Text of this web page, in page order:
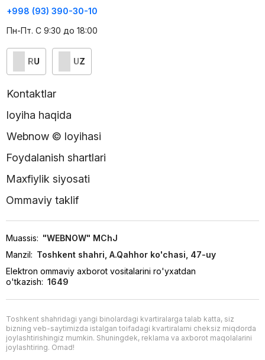
+998 (93) 390-30-10
Пн-Пт. С 9:30 до 18:00
RU UZ
Kontaktlar
loyiha haqida
Webnow © loyihasi
Foydalanish shartlari
Maxfiylik siyosati
Ommaviy taklif
Muassis: "WEBNOW" MChJ
Manzil: Toshkent shahri, A.Qahhor ko'chasi, 47-uy
Elektron ommaviy axborot vositalarini ro'yxatdan
o'tkazish: 1649
Toshkent shahridagi yangi binolardagi kvartiralarga talab katta, siz
bizning veb-saytimizda istalgan toifadagi kvartiralarni cheksiz miqdorda
joylashtirishingiz mumkin. Shuningdek, reklama va axborot maqolalarini
joylashtiring. Omad!